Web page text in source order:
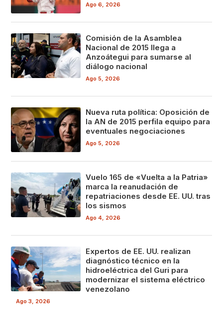
Ago 6, 2026
Comisión de la Asamblea
Nacional de 2015 llega a
Anzoátegui para sumarse al
diálogo nacional
Ago 5, 2026
Nueva ruta política: Oposición de
la AN de 2015 perfila equipo para
eventuales negociaciones
Ago 5, 2026
Vuelo 165 de «Vuelta a la Patria»
marca la reanudación de
repatriaciones desde EE. UU. tras
los sismos
Ago 4, 2026
Expertos de EE. UU. realizan
diagnóstico técnico en la
hidroeléctrica del Guri para
modernizar el sistema eléctrico
venezolano
Ago 3, 2026